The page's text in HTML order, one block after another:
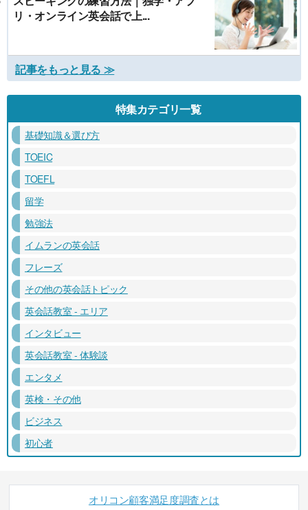
リ・オンライン英会話で上...
記事をもっと見る ≫
特集カテゴリ一覧
基礎知識＆選び方
TOEIC
TOEFL
留学
勉強法
イムランの英会話
フレーズ
その他の英会話トピック
英会話教室 - エリア
インタビュー
英会話教室 - 体験談
エンタメ
英検・その他
ビジネス
初心者
オリコン顧客満足度調査とは